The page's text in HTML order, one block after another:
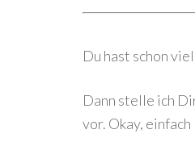
Du hast schon
Dann stelle ich
vor. Okay,